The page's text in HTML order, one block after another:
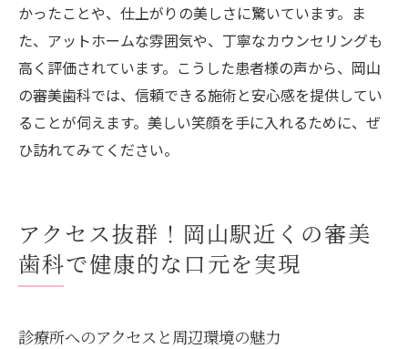
かったことや、仕上がりの美しさに驚いています。ま
た、アットホームな雰囲気や、丁寧なカウンセリングも
高く評価されています。こうした患者様の声から、岡山
の審美歯科では、信頼できる施術と安心感を提供してい
ることが伺えます。美しい笑顔を手に入れるために、ぜ
ひ訪れてみてください。
アクセス抜群！岡山駅近くの審美
歯科で健康的な口元を実現
診療所へのアクセスと周辺環境の魅力